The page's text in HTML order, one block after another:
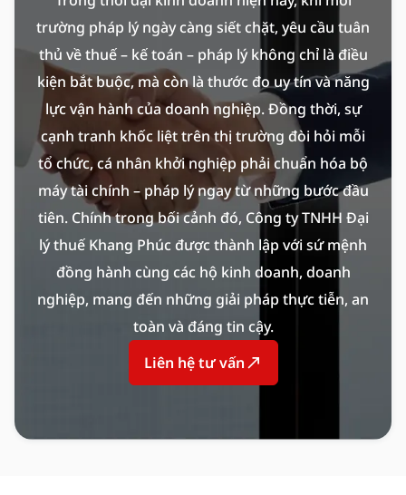
Quyết toán thuế
Hoàn thuế GTGT
Hoàn thuế TNCN
Đổi đại diện pháp luật
Đổi loại hình công ty
Đổi CCCD
Giải thể doanh nghiệp
trường pháp lý ngày càng siết chặt, yêu cầu tuân
thủ về thuế – kế toán – pháp lý không chỉ là điều
kiện bắt buộc, mà còn là thước đo uy tín và năng
lực vận hành của doanh nghiệp. Đồng thời, sự
cạnh tranh khốc liệt trên thị trường đòi hỏi mỗi
tổ chức, cá nhân khởi nghiệp phải chuẩn hóa bộ
máy tài chính – pháp lý ngay từ những bước đầu
tiên. Chính trong bối cảnh đó, Công ty TNHH Đại
lý thuế Khang Phúc được thành lập với sứ mệnh
đồng hành cùng các hộ kinh doanh, doanh
nghiệp, mang đến những giải pháp thực tiễn, an
toàn và đáng tin cậy.
Liên hệ tư vấn